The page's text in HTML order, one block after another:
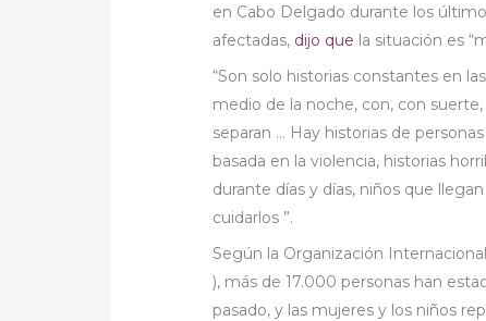
en Cabo Delgado durante los
afectadas, dijo que la situación es
“Son solo historias constantes en
medio de la noche, con, con
separan … Hay historias de
basada en la violencia, historias
durante días y días, niños que
cuidarlos ”.
Según la Organización
), más de 17.000 personas han
pasado, y las mujeres y los niños